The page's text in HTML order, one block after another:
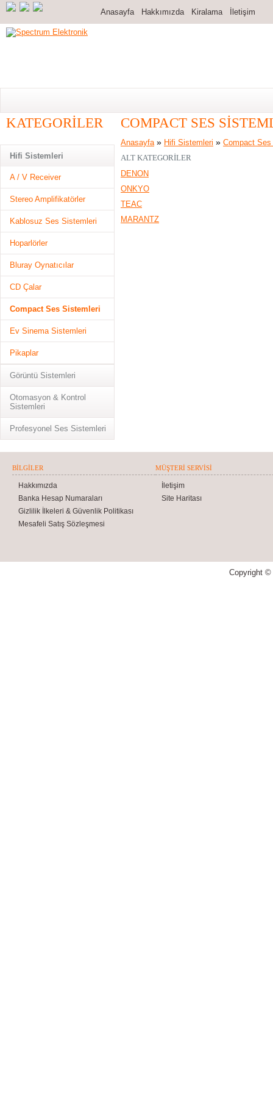
Anasayfa Hakkımızda Kiralama İletişim
KATEGORILER
Hifi Sistemleri
A / V Receiver
Stereo Amplifikatörler
Kablosuz Ses Sistemleri
Hoparlörler
Bluray Oynatıcılar
CD Çalar
Compact Ses Sistemleri
Ev Sinema Sistemleri
Pikaplar
Görüntü Sistemleri
Otomasyon & Kontrol
Sistemleri
Profesyonel Ses Sistemleri
COMPACT SES
Anasayfa » Hifi Sistemleri » Compact
ALT KATEGORILER
DENON
ONKYO
TEAC
MARANTZ
BILGILER
Hakkımızda
Banka Hesap Numaraları
Gizlilik İlkeleri & Güvenlik Politikası
Mesafeli Satış Sözleşmesi
MÜŞTERI SERVISI
İletişim
Site Haritası
Copyright ©